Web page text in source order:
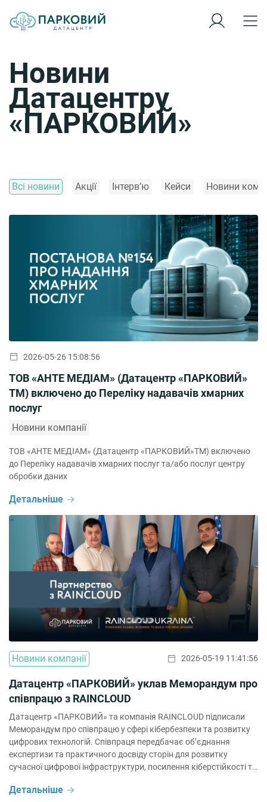
Новини
Датацентру
«ПАРКОВИЙ»
Всі новини Акції Інтерв’ю Кейси Новини
2026-05-26 15:08:56
ТОВ «АНТЕ МЕДІАМ» (Датацентр «ПАРКОВИЙ»
ТМ) включено до Переліку надавачів хмарних
послуг
Новини компанії
ТОВ «АНТЕ МЕДІАМ» (Датацентр «ПАРКОВИЙ»ТМ) включено
до Переліку надавачів хмарних послуг та/або послуг центру
обробки даних
Детальніше
Новини компанії 2026-05-19 11:41:56
Датацентр «ПАРКОВИЙ» уклав Меморандум про
співпрацю з RAINCLOUD
Датацентр «ПАРКОВИЙ» та компанія RAINCLOUD підписали
Меморандум про співпрацю у сфері кібербезпеки та розвитку
цифрових технологій. Співпраця передбачає об’єднання
експертизи та практичного досвіду сторін для розвитку
сучасної цифрової інфраструктури, посилення кіберстійкості та
Партнерство охоплює: 🔹співпрацю у сфері кібербезпеки та
Детальніше